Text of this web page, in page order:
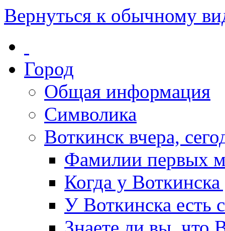
Вернуться к обычному
Город
Общая информация
Символика
Воткинск вчера,
Фамилии первых
Когда у
У Воткинска есть